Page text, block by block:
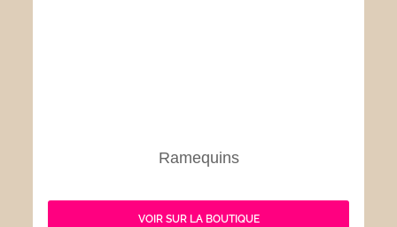
Ramequins
VOIR SUR LA BOUTIQUE